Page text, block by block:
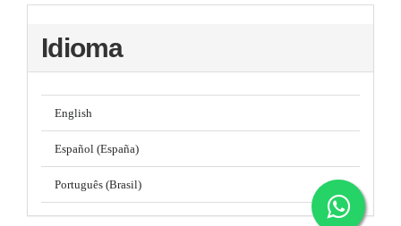
Idioma
English
Español (España)
Português (Brasil)